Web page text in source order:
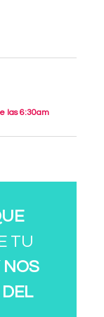
las 6:30am
TU
NOS